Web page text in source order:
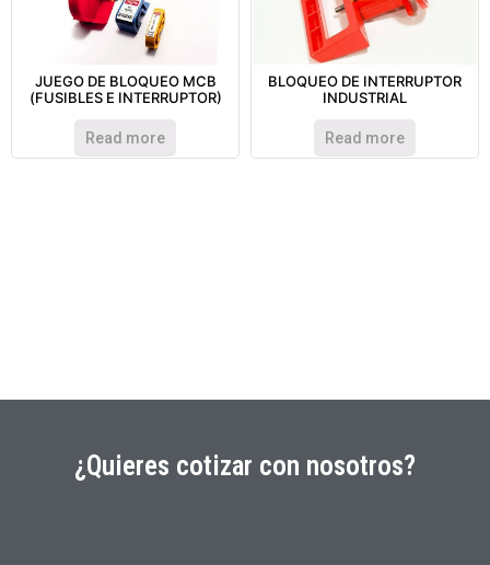
JUEGO DE BLOQUEO MCB
(FUSIBLES E INTERRUPTOR)
Read more
BLOQUEO DE INTERRUPTOR
INDUSTRIAL
Read more
¿Quieres cotizar con nosotros?